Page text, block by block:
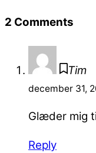
2 Comments
Tim
december 31,
Glæder mig
Reply